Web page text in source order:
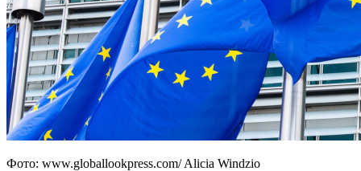
Фото: www.globallookpress.com/ Alicia Windzio